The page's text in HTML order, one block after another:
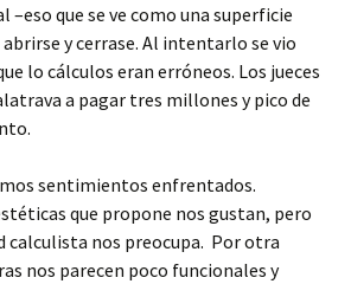
–eso que se ve como una superficie
y cerrase. Al intentarlo se vio
lo cálculos eran erróneos. Los jueces
a pagar tres millones y pico de
sentimientos enfrentados.
que propone nos gustan, pero
calculista nos preocupa. Por otra
nos parecen poco funcionales y